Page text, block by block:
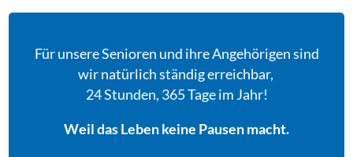
Für unsere Senioren und ihre Angehörigen sind
wir natürlich ständig erreichbar,
24 Stunden, 365 Tage im Jahr!
Weil das Leben keine Pausen macht.